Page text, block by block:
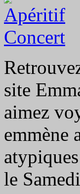
site
aimez
emmène
le